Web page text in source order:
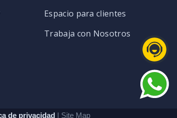
Espacio para clientes
Trabaja con Nosotros
de privacidad | Site Map